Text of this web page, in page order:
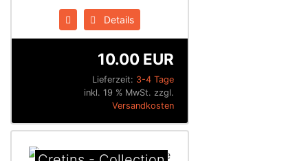
Details
Lieferzeit: 3-4 Tage
10.00 EUR
inkl. 19 % MwSt. zzgl.
Versandkosten